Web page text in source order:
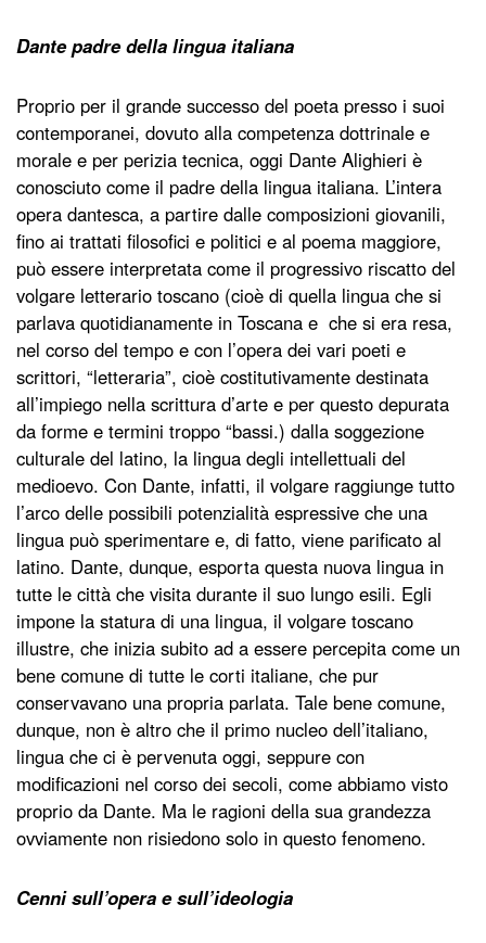
Dante padre della lingua italiana
Proprio per il grande successo del poeta presso i suoi
contemporanei, dovuto alla competenza dottrinale e
morale e per perizia tecnica, oggi Dante Alighieri è
conosciuto come il padre della lingua italiana. L’intera
opera dantesca, a partire dalle composizioni giovanili,
fino ai trattati filosofici e politici e al poema maggiore,
può essere interpretata come il progressivo riscatto del
volgare letterario toscano (cioè di quella lingua che si
parlava quotidianamente in Toscana e che si era resa,
nel corso del tempo e con l’opera dei vari poeti e
scrittori, “letteraria”, cioè costitutivamente destinata
all’impiego nella scrittura d’arte e per questo depurata
da forme e termini troppo “bassi.) dalla soggezione
culturale del latino, la lingua degli intellettuali del
medioevo. Con Dante, infatti, il volgare raggiunge tutto
l’arco delle possibili potenzialità espressive che una
lingua può sperimentare e, di fatto, viene parificato al
latino. Dante, dunque, esporta questa nuova lingua in
tutte le città che visita durante il suo lungo esili. Egli
impone la statura di una lingua, il volgare toscano
illustre, che inizia subito ad a essere percepita come un
bene comune di tutte le corti italiane, che pur
conservavano una propria parlata. Tale bene comune,
dunque, non è altro che il primo nucleo dell’italiano,
lingua che ci è pervenuta oggi, seppure con
modificazioni nel corso dei secoli, come abbiamo visto
proprio da Dante. Ma le ragioni della sua grandezza
ovviamente non risiedono solo in questo fenomeno.
Cenni sull’opera e sull’ideologia